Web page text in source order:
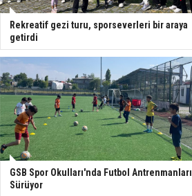
Rekreatif gezi turu, sporseverleri bir araya
getirdi
GSB Spor Okulları'nda Futbol Antrenmanları
Sürüyor